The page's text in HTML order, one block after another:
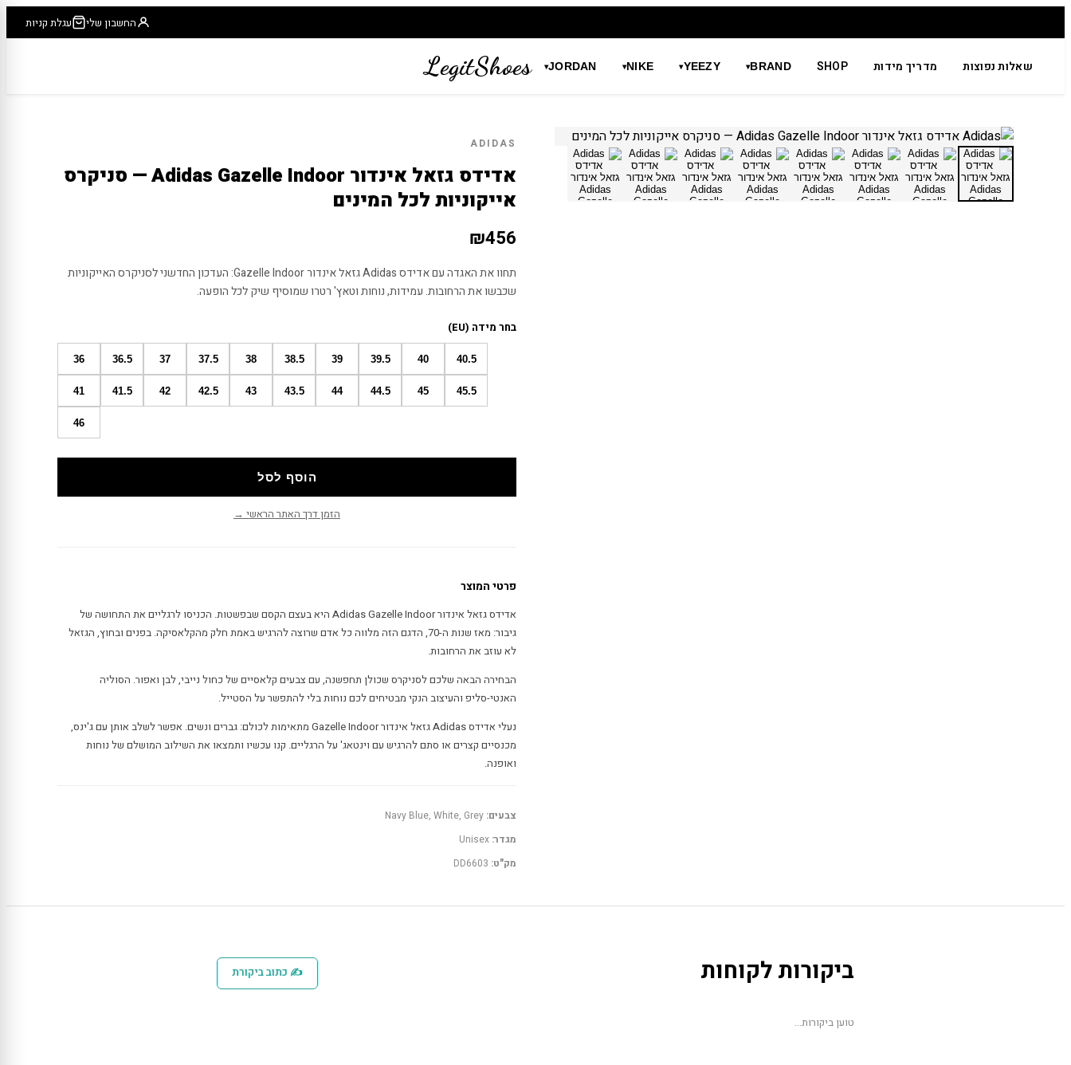
החשבון שלי עגלת קניות
JORDAN
▾ NIKE
▾ YEEZY
▾ BRAND
▾ SHOP מדריך מידות שאלות נפוצות LegitShoes
ADIDAS
אדידס גזאל אינדור Adidas Gazelle Indoor — סניקרס
אייקוניות לכל המינים
₪456
תחוו את האגדה עם אדידס Adidas גזאל אינדור Gazelle Indoor: העדכון החדשני לסניקרס האייקוניות
שכבשו את הרחובות. עמידות, נוחות וטאץ' רטרו שמוסיף שיק לכל הופעה.
בחר מידה (EU)
36 36.5 37 37.5 38 38.5 39 39.5 40 40.5
41 41.5 42 42.5 43 43.5 44 44.5 45 45.5
46
הוסף לסל
הזמן דרך האתר הראשי →
פרטי המוצר
אדידס גזאל אינדור Adidas Gazelle Indoor היא בעצם הקסם שבפשטות. הכניסו לרגליים את התחושה של
גיבור: מאז שנות ה-70, הדגם הזה מלווה כל אדם שרוצה להרגיש באמת חלק מהקלאסיקה. בפנים ובחוץ, הגזאל
לא עוזב את הרחובות.
הבחירה הבאה שלכם לסניקרס שכולן תחפשנה, עם צבעים קלאסיים של כחול נייבי, לבן ואפור. הסוליה
האנטי-סליפ והעיצוב הנקי מבטיחים לכם נוחות בלי להתפשר על הסטייל.
נעלי אדידס Adidas גזאל אינדור Gazelle Indoor מתאימות לכולם: גברים ונשים. אפשר לשלב אותן עם ג'ינס,
מכנסיים קצרים או סתם להרגיש עם וינטאג' על הרגליים. קנו עכשיו ותמצאו את השילוב המושלם של נוחות
ואופנה.
צבעים: Navy Blue, White, Grey
מגדר: Unisex
מק"ט: DD6603
ביקורות לקוחות ✍ כתוב ביקורת
טוען ביקורות...